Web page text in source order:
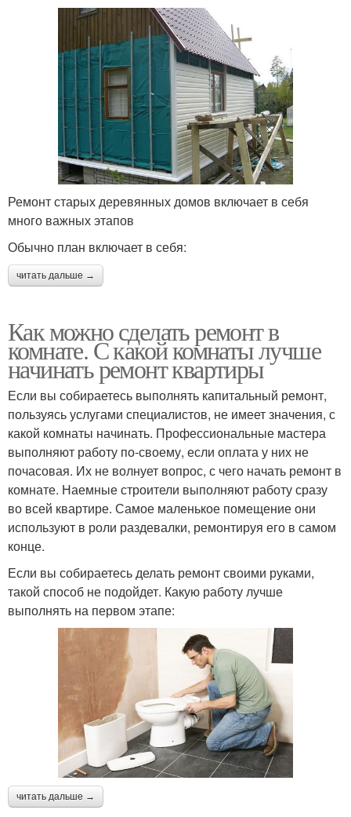
Ремонт старых деревянных домов включает в себя
много важных этапов
Обычно план включает в себя:
читать дальше →
Как можно сделать ремонт в
комнате. С какой комнаты лучше
начинать ремонт квартиры
Если вы собираетесь выполнять капитальный ремонт,
пользуясь услугами специалистов, не имеет значения, с
какой комнаты начинать. Профессиональные мастера
выполняют работу по-своему, если оплата у них не
почасовая. Их не волнует вопрос, с чего начать ремонт в
комнате. Наемные строители выполняют работу сразу
во всей квартире. Самое маленькое помещение они
используют в роли раздевалки, ремонтируя его в самом
конце.
Если вы собираетесь делать ремонт своими руками,
такой способ не подойдет. Какую работу лучше
выполнять на первом этапе:
читать дальше →